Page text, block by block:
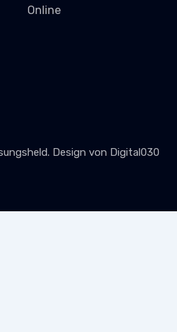
Online
. Design von Digital030